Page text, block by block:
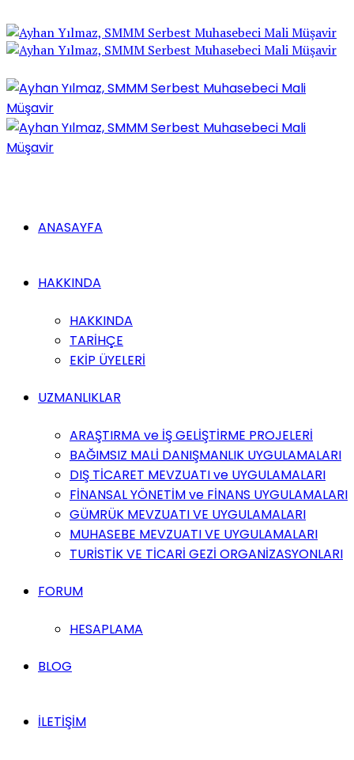
ANASAYFA
HAKKINDA
HAKKINDA
TARİHÇE
EKİP ÜYELERİ
UZMANLIKLAR
ARAŞTIRMA ve İŞ GELİŞTİRME PROJELERİ
BAĞIMSIZ MALİ DANIŞMANLIK UYGULAMALARI
DIŞ TİCARET MEVZUATI ve UYGULAMALARI
FİNANSAL YÖNETİM ve FİNANS UYGULAMALARI
GÜMRÜK MEVZUATI VE UYGULAMALARI
MUHASEBE MEVZUATI VE UYGULAMALARI
TURİSTİK VE TİCARİ GEZİ ORGANİZASYONLARI
FORUM
HESAPLAMA
BLOG
İLETİŞİM